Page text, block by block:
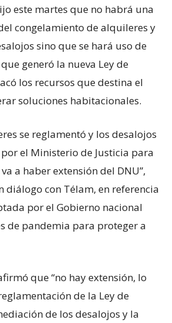
este martes que no habrá una
congelamiento de alquileres y
sino que se hará uso de
generó la nueva Ley de
los recursos que destina el
soluciones habitacionales.
se reglamentó y los desalojos
el Ministerio de Justicia para
a haber extensión del DNU”,
diálogo con Télam, en referencia
por el Gobierno nacional
de pandemia para proteger a
que “no hay extensión, lo
de la Ley de
de los desalojos y la